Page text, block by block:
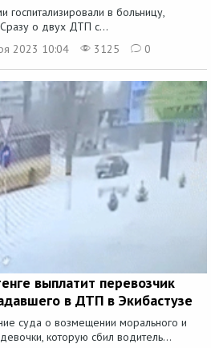
в больницу,
о двух ДТП с...
2023 10:04 3125 0
выплатит перевозчик
в ДТП в Экибастузе
суда о возмещении морального и
которую сбил водитель...